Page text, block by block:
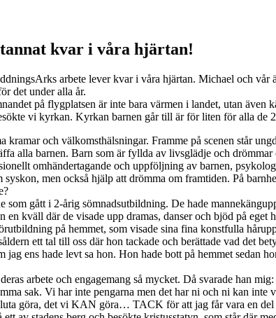
kvar i våra hjärtan!
arbete lever kvar i våra hjärtan. Michael och vår
det under alla år.
på flygplatsen är inte bara värmen i landet, utan
vi kyrkan. Kyrkan barnen går till är för liten för alla de
kramar och välkomsthälsningar. Framme på scenen står
alla barnen. Barn som är fyllda av livsglädje och
omhändertagande och uppföljning av barnen,
syskon, men också hjälp att drömma om framtiden. På
som gått i 2-årig sömnadsutbildning. De hade
en kväll där de visade upp dramas, danser och bjöd på
på hemmet, som visade sina fina konstfulla
ett tal till oss där hon tackade och berättade vad det
jag ens hade levt sa hon. Hon hade bott på hemmet sedan
arbete och engagemang så mycket. Då svarade han
sak. Vi har inte pengarna men det har ni och ni kan inte
göra, det vi KAN göra… TACK för att jag får vara en del